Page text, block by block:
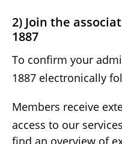
2) Join the
1887
To confirm your
1887 electronically
Members receive
access to our
find an overview of